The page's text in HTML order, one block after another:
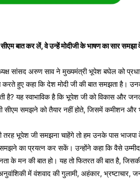
बात कर लें, वे उन्हें मोदीजी के भाषण का सार समझा
सांसद अरुण साव ने मुख्यमंत्री भूपेश बघेल को
हुए कहा कि देश मोदी जी की बात समझता है।
यह स्वाभाविक है कि भूपेश जी को विकास और
समझने को तैयार नहीं होते, जिसमें कमीशन और
तरह भूपेश जी समझना चाहेंगे तो हम उनके पास
समझने का प्रयत्न कर सकें। उन्होंने कहा कि वैसे
मन की बात हो। यह तो फितरत की बात है,
में वंशवाद की गुलामी, अहंकार, भ्रष्टाचार,